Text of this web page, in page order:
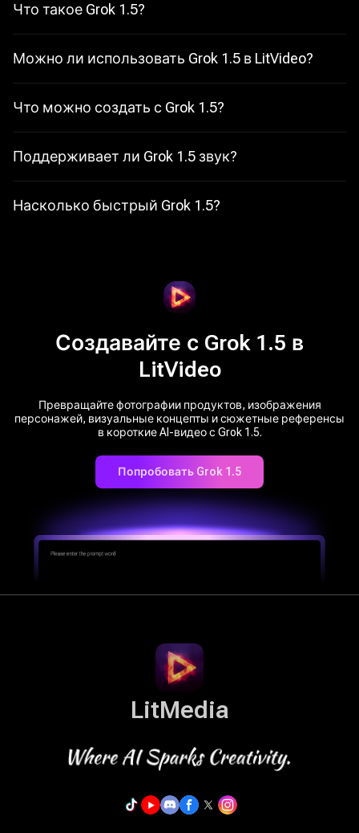
Что такое Grok 1.5?
видео из исходного изображения и промпта движения. Она
делает акцент на улучшении движения, физики, звука, речи
и скорости генерации.
Можно ли использовать Grok 1.5 в LitVideo?
выбрать Grok 1.5, загрузить изображение, ввести промпт и
сгенерировать видео онлайн.
Что можно создать с Grok 1.5?
персонажей, социальных клипов, рекламных концептов,
мемов, кинематографичных сцен и быстрого визуального
сторителлинга по референсу.
Поддерживает ли Grok 1.5 звук?
звуковые эффекты, атмосферу, четкость диалога и
синхронизацию с действием.
Насколько быстрый Grok 1.5?
Создавайте с Grok 1.5 в
LitVideo
Превращайте фотографии продуктов, изображения
персонажей, визуальные концепты и сюжетные референсы
в короткие AI-видео с Grok 1.5.
Попробовать Grok 1.5
LitMedia